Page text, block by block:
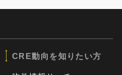
CRE動向を知りたい方